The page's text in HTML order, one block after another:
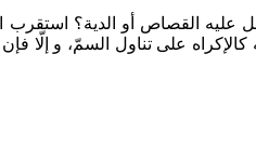
القصاص أو الدية؟ استقرب
على تناول السمّ، و